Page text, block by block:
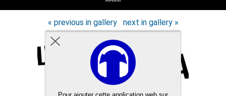
« previous in gallery next in gallery »